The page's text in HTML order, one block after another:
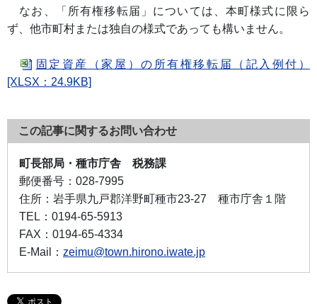
なお、「所有権移転届」については、本町様式に限ら
ず、他市町村または独自の様式であっても構いません。
固定資産（家屋）の所有権移転届（記入例付）
[XLSX：24.9KB]
この記事に関するお問い合わせ
町長部局・種市庁舎 税務課
郵便番号： 028-7995
住所： 岩手県九戸郡洋野町種市23-27 種市庁舎１階
TEL： 0194-65-5913
FAX： 0194-65-4334
E-Mail： zeimu@town.hirono.iwate.jp